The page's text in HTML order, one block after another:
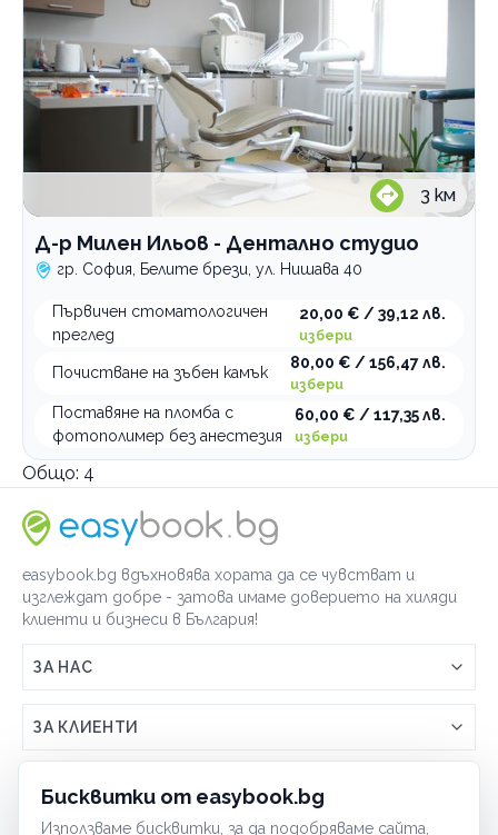
Бисквитки от easybook.bg
Използваме бисквитки, за да подобряваме сайта,
3 км
Д-р Милен Ильов - Дентално студио
гр. София, Белите брези, ул. Нишава 40
Първичен стоматологичен
преглед
20,00 € / 39,12 лв.
избери
Почистване на зъбен камък
80,00 € / 156,47 лв.
избери
Поставяне на пломба с
фотополимер без анестезия
60,00 € / 117,35 лв.
избери
Общо: 4
easybook.bg вдъхновява хората да се чувстват и
изглеждат добре - затова имаме доверието на хиляди
клиенти и бизнеси в България!
ЗА НАС
Връзка с easybook.bg
Как работи easybook
Често задавани въпроси
ЗА КЛИЕНТИ
Условия за ползване
ЗА ТЪРГОВЦИ